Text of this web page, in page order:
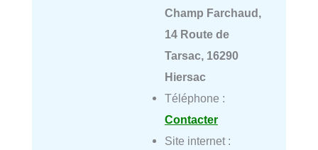
Champ Farchaud,
14 Route de
Tarsac, 16290
Hiersac
Téléphone :
Contacter
Site internet :